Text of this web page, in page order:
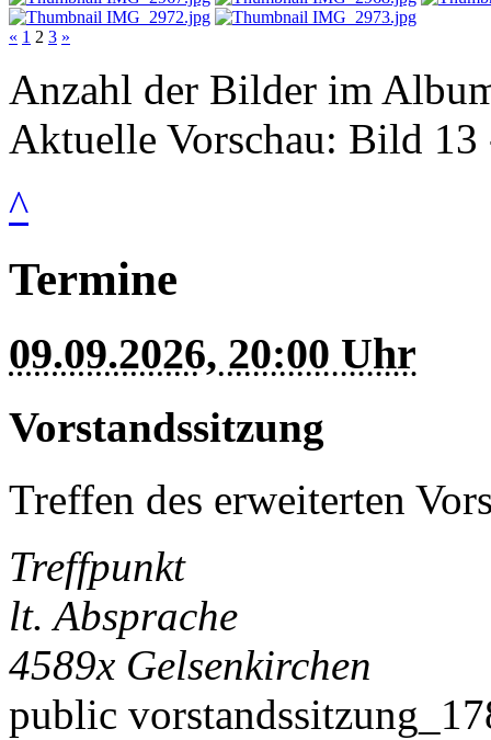
« 1 2 3 »
Anzahl der Bilder im
Aktuelle Vorschau: Bild 13
^
Termine
09.09.2026, 20:00 Uhr
Vorstandssitzung
Treffen des erweiterten
Treffpunkt
lt. Absprache
4589x Gelsenkirchen
public